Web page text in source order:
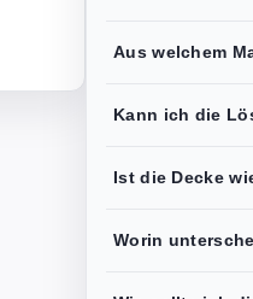
Aus welchem
Kann ich die
Ist die Decke
Worin